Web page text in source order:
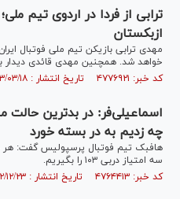
ترابی از فردا در اردوی تیم
ازبکستان
مهدی ترابی بازیکن تیم ملی فوتبال
خواهد شد. همچنین مهدی قائدی دیدار
کد خبر: ۴۷۷۶۹۲۱ تاریخ انتشار : ۱۴۰۳/۰۳/۱۸
اسماعیلی‌فر: در بدترین حالت
چه زدیم به در بسته خورد
هافبک تیم فوتبال پرسپولیس گفت: هر
سه امتیاز دربی ۱۰۳ را بگیریم.
کد خبر: ۴۷۶۴۴۱۳ تاریخ انتشار : ۱۴۰۲/۱۲/۲۳